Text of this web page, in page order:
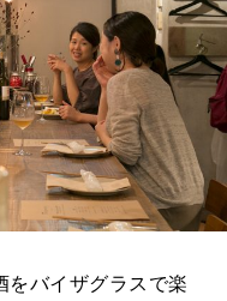
、夏のご褒美旅。」
間です。』
くれた 本当の歩き方。」
れる 新しい一流店へ。」
会いに。韓国」
MOOK
をバイザグラスで楽